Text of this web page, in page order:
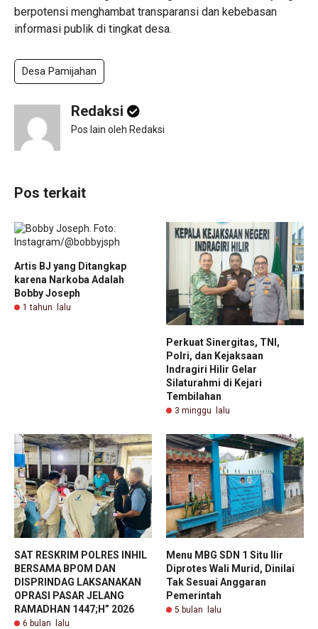
berpotensi menghambat transparansi dan kebebasan
informasi publik di tingkat desa.
Desa Pamijahan
Redaksi
Pos lain oleh Redaksi
Pos terkait
Artis BJ yang Ditangkap
karena Narkoba Adalah
Bobby Joseph
1 tahun lalu
Perkuat Sinergitas, TNI,
Polri, dan Kejaksaan
Indragiri Hilir Gelar
Silaturahmi di Kejari
Tembilahan
3 minggu lalu
SAT RESKRIM POLRES INHIL
BERSAMA BPOM DAN
DISPRINDAG LAKSANAKAN
OPRASI PASAR JELANG
RAMADHAN 1447;H” 2026
6 bulan lalu
Menu MBG SDN 1 Situ Ilir
Diprotes Wali Murid, Dinilai
Tak Sesuai Anggaran
Pemerintah
5 bulan lalu